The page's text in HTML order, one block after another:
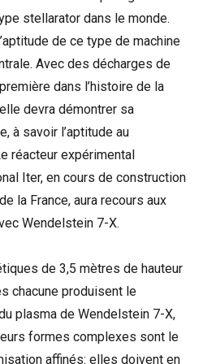
stellarator dans le monde.
de ce type de machine
Avec des décharges de
dans l’histoire de la
devra démontrer sa
à savoir l’aptitude au
réacteur expérimental
Iter, en cours de construction
la France, aura recours aux
Wendelstein 7-X.
de 3,5 mètres de hauteur
chacune produisent le
plasma de Wendelstein 7-X,
formes complexes sont le
affinés: elles doivent en